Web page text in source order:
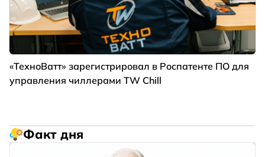
«ТехноВатт» зарегистрировал в Роспатенте ПО для
управления чиллерами TW Chill
Факт дня